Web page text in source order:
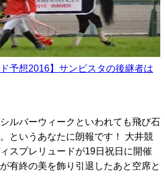
予想2016】サンビスタの後継者は
ルバーウィークといわれても飛び石
というあなたに朗報です！ 大井競
スプレリュードが19日祝日に開催
有終の美を飾り引退したあと空席と